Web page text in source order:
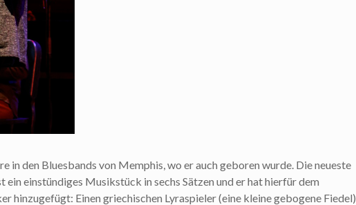
in den Bluesbands von Memphis, wo er auch geboren wurde. Die neueste
ein einstündiges Musikstück in sechs Sätzen und er hat hierfür dem
hinzugefügt: Einen griechischen Lyraspieler (eine kleine gebogene Fiedel)